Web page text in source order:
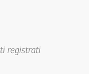
registrati